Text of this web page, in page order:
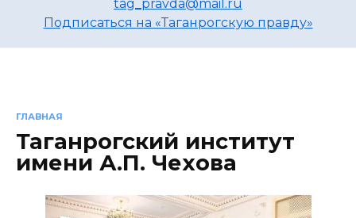
tag_pravda@mail.ru
Подписаться на «Таганрогскую правду»
ГЛАВНАЯ
Таганрогский институт
имени А.П. Чехова